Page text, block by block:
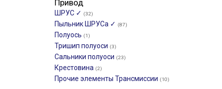
Привод
ШРУС ✓ (32)
Пыльник ШРУСа ✓ (87)
Полуось (1)
Тришип полуоси (3)
Сальники полуоси (23)
Крестовина (2)
Прочие элементы Трансмиссии (10)